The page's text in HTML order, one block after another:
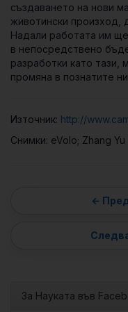
създаването на нови
животински произход,
Надали работата им
в непосредствено
разработки като тази,
промяна в познатите
Източник: http://
Снимки: eVolo; Zhang Yu
За Науката във